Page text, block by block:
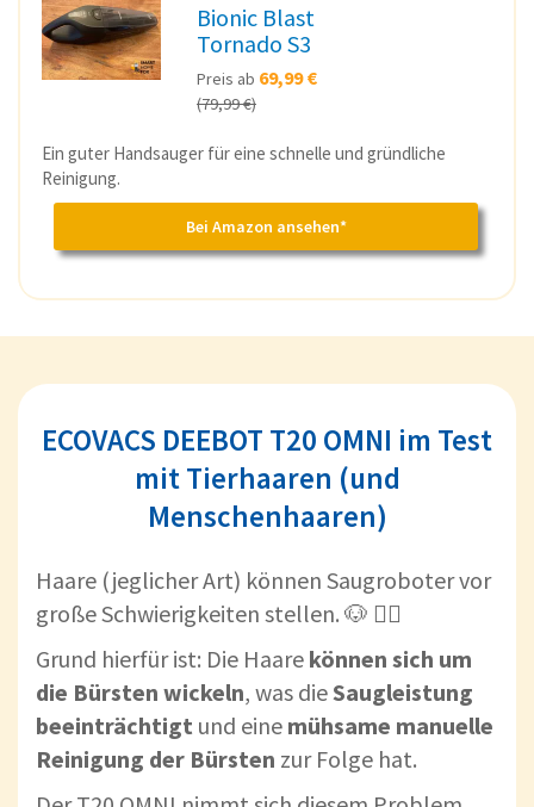
Bionic Blast
Tornado S3
Preis ab 69,99 €
(79,99 €)
Ein guter Handsauger für eine schnelle und gründliche
Reinigung.
Bei Amazon ansehen*
ECOVACS DEEBOT T20 OMNI im Test
mit Tierhaaren (und
Menschenhaaren)
Haare (jeglicher Art) können Saugroboter vor
große Schwierigkeiten stellen. 🐶 👱‍♀️
Grund hierfür ist: Die Haare können sich um
die Bürsten wickeln, was dieSaugleistung
beeinträchtigt und eine mühsame manuelle
Reinigung der Bürsten zur Folge hat.